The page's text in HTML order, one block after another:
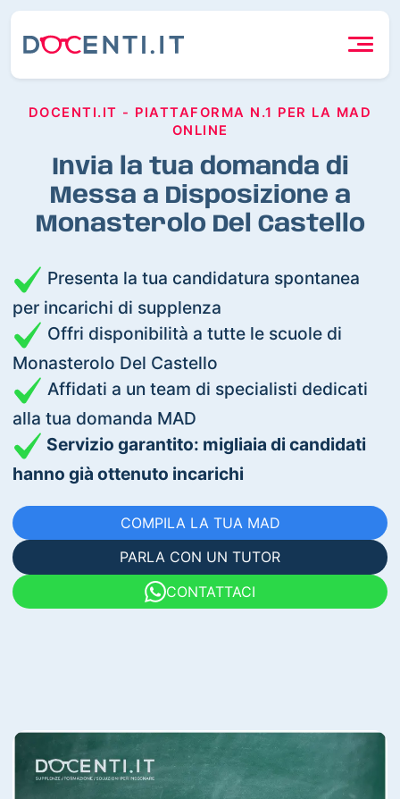
DOCENTI.IT - PIATTAFORMA N.1 PER LA MAD
ONLINE
Invia la tua domanda di
Messa a Disposizione a
Monasterolo Del Castello
Presenta la tua candidatura spontanea
per incarichi di supplenza
Offri disponibilità a tutte le scuole di
Monasterolo Del Castello
Affidati a un team di specialisti dedicati
alla tua domanda MAD
Servizio garantito: migliaia di candidati
hanno già ottenuto incarichi
COMPILA LA TUA MAD
PARLA CON UN TUTOR
CONTATTACI